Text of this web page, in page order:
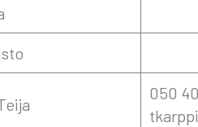
050